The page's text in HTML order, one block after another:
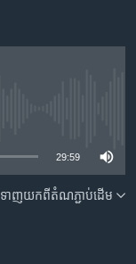
29:59
ទាញ​យក​ពី​តំណភ្ជាប់​ដើម